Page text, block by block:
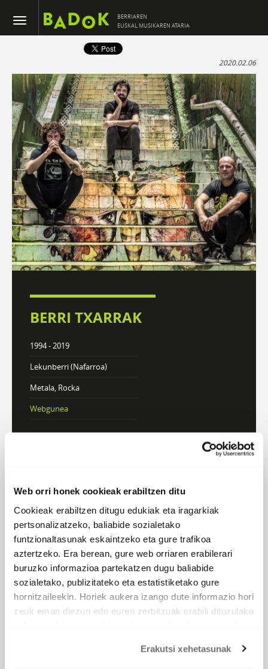
Web orri honek cookieak erabiltzen ditu
Cookieak erabiltzen ditugu edukiak eta iragarkiak
pertsonalizatzeko, baliabide sozialetako
funtzionaltasunak eskaintzeko eta gure trafikoa
aztertzeko. Era berean, gure web orriaren erabilerari
buruzko informazioa partekatzen dugu baliabide
sozialetako, publizitateko eta estatistiketako gure
hornitzaileekin. Horiek aukera izango dute informazio hori
zeuk eman diezun edo euren zerbitzuak erabili dituzulako
Erakutsi xehetasunak
BERRIAREN
EUSKAL MUSIKAREN ATARIA
2020.02.06
BERRI TXARRAK
1994 - 2019
Lekunberri (Nafarroa)
Metala, Rocka
Webgunea
Atzera